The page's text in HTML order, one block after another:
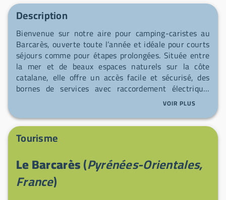
Description
Bienvenue sur notre aire pour camping-caristes au
Barcarès, ouverte toute l’année et idéale pour courts
séjours comme pour étapes prolongées. Située entre
la mer et de beaux espaces naturels sur la côte
catalane, elle offre un accès facile et sécurisé, des
bornes de services avec raccordement électrique,
point de ravitaillement en eau potable et poste de
vidange eaux grises et eaux noires. Sanitaires
modernes, douches et même un espace Dog Wash
pour votre compagnon complètent les prestations,
tandis que le cœur animé de la station, marchés,
sont à deux pas. Ici, on prône un esprit libre et
convivial pour des escales sereines et chaleureuses.
VOIR PLUS
Tourisme
Le Barcarès(Pyrénées-Orientales,
France)